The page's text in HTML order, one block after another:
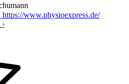
https://www.physioexpress.de/
›